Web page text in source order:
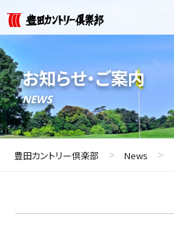
お知らせ・ご案内
NEWS
豊田カントリー倶楽部 > News >